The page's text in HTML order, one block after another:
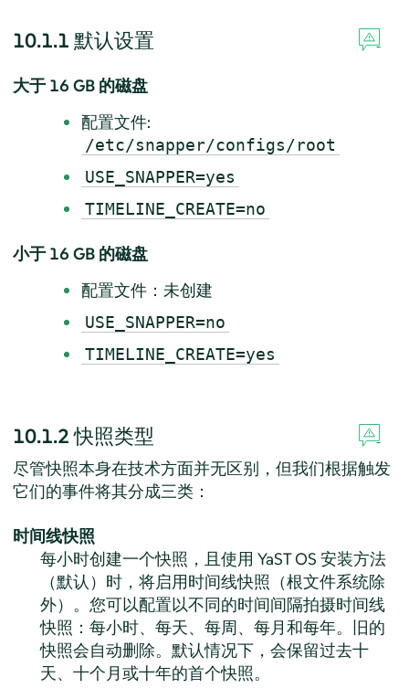
10.1.1 默认设置
大于 16 GB 的磁盘
配置文件:
/etc/snapper/configs/root
USE_SNAPPER=yes
TIMELINE_CREATE=no
小于 16 GB 的磁盘
配置文件：未创建
USE_SNAPPER=no
TIMELINE_CREATE=yes
10.1.2快照类型
尽管快照本身在技术方面并无区别，但我们根据触发
它们的事件将其分成三类：
时间线快照
每小时创建一个快照，且使用 YaST OS 安装方法
（默认）时，将启用时间线快照（根文件系统除
外）。您可以配置以不同的时间间隔拍摄时间线
快照：每小时、每天、每周、每月和每年。旧的
快照会自动删除。默认情况下，会保留过去十
天、十个月或十年的首个快照。